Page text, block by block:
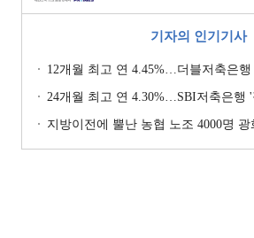
기자의 인기기사
12개월 최고 연 4.45%…더블저축은행 '정기예금(인터넷뱅킹, 스마트뱅킹)'
24개월 최고 연 4.30%…SBI저축은행 '정기예금'[이주의
지방이전에 뿔난 농협 노조 4000명 광화문 집결…"이전 강요 시 금융노조 총파